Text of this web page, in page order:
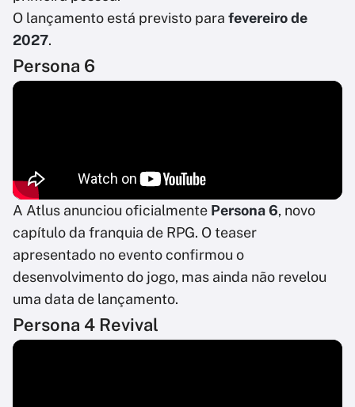
O lançamento está previsto para fevereiro de
2027.
Persona 6
A Atlus anunciou oficialmente Persona 6, novo
capítulo da franquia de RPG. O teaser
apresentado no evento confirmou o
desenvolvimento do jogo, mas ainda não revelou
uma data de lançamento.
Persona 4 Revival